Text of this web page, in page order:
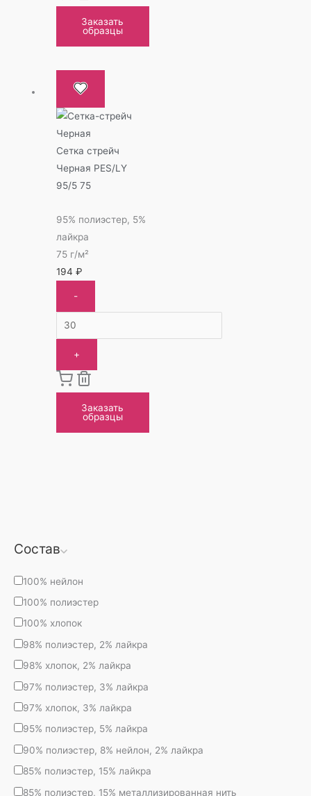
Состав
100% нейлон
100% полиэстер
100% хлопок
98% полиэстер, 2% лайкра
98% хлопок, 2% лайкра
97% полиэстер, 3% лайкра
97% хлопок, 3% лайкра
95% полиэстер, 5% лайкра
90% полиэстер, 8% нейлон, 2% лайкра
85% полиэстер, 15% лайкра
85% полиэстер, 15% металлизированная нить
Заказать
образцы
Сетка стрейч
Черная PES/LY
95/5 75
95% полиэстер, 5%
лайкра
75 г/м²
194₽
-
+
Заказать
образцы